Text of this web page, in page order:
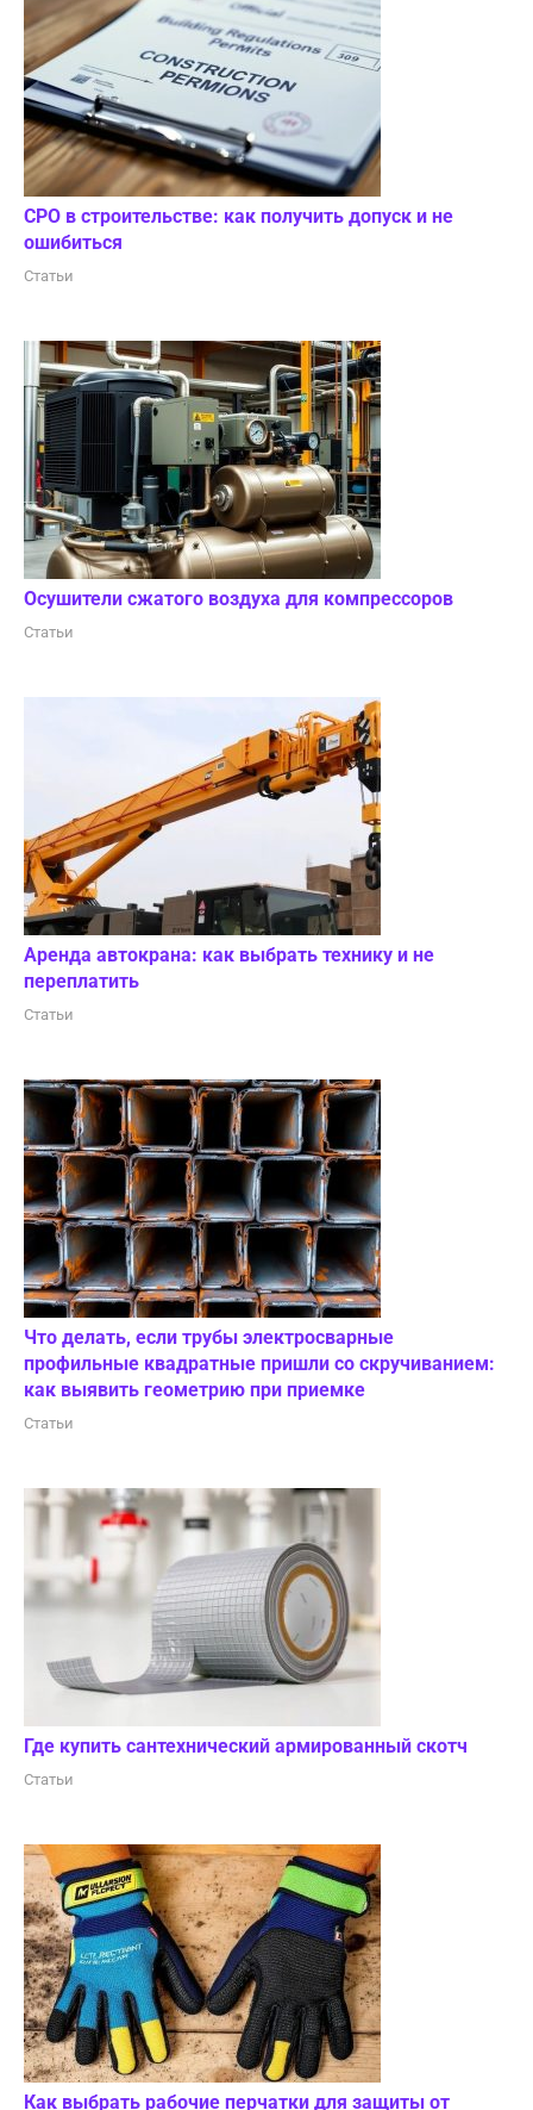
СРО в строительстве: как получить допуск и не
ошибиться
Статьи
Осушители сжатого воздуха для компрессоров
Статьи
Аренда автокрана: как выбрать технику и не
переплатить
Статьи
Что делать, если трубы электросварные
профильные квадратные пришли со скручиванием:
как выявить геометрию при приемке
Статьи
Где купить сантехнический армированный скотч
Статьи
Как выбрать рабочие перчатки для защиты от